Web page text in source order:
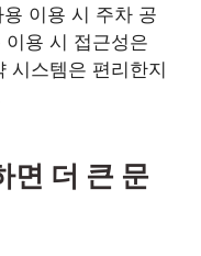
용 이용 시 주차 공
용 시 접근성은
시스템은 편리한지
면 더 큰 문